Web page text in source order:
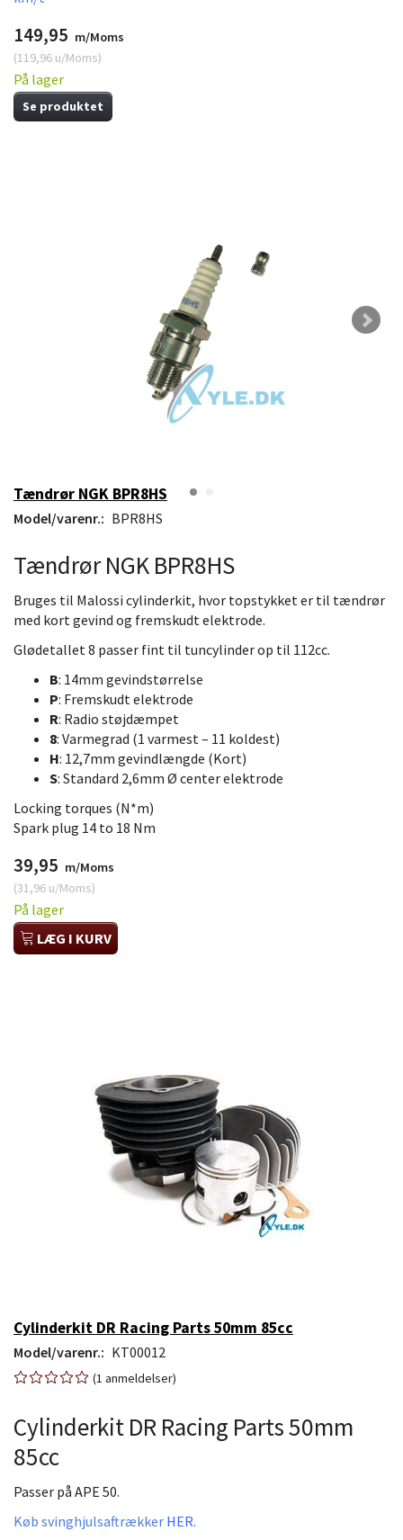
149,95 m/Moms
(119,96 u/Moms)
På lager
Se produktet
Tændrør NGK BPR8HS
Model/varenr.: BPR8HS
Tændrør NGK BPR8HS
Bruges til Malossi cylinderkit, hvor topstykket er til tændrør
med kort gevind og fremskudt elektrode.
Glødetallet 8 passer fint til tuncylinder op til 112cc.
B: 14mm gevindstørrelse
P: Fremskudt elektrode
R: Radio støjdæmpet
8: Varmegrad (1 varmest – 11 koldest)
H: 12,7mm gevindlængde (Kort)
S: Standard 2,6mm Ø center elektrode
Locking torques (N*m)
Spark plug 14 to 18 Nm
39,95 m/Moms
(31,96 u/Moms)
På lager
LÆG I KURV
Cylinderkit DR Racing Parts 50mm 85cc
Model/varenr.: KT00012
1 anmeldelser
Cylinderkit DR Racing Parts 50mm
85cc
Passer på APE 50.
Køb svinghjulsaftrækker HER.